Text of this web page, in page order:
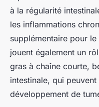
à la régularité
les inflammations
supplémentaire pour
jouent également un
gras à chaîne courte,
intestinale, qui
développement de